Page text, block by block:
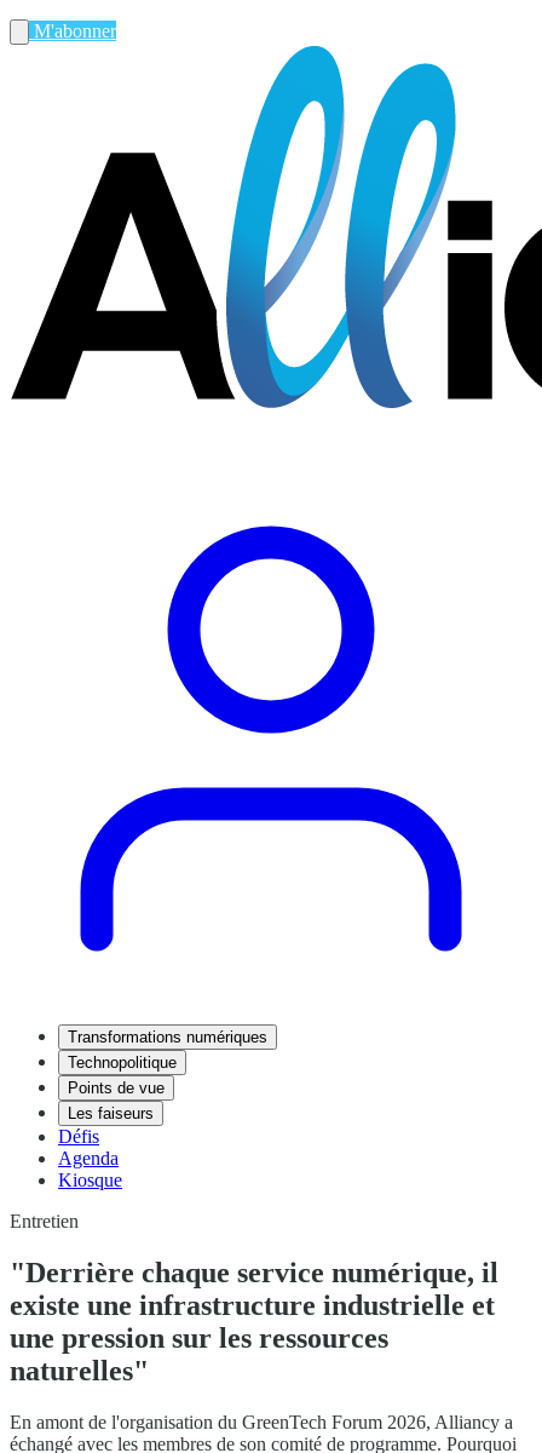
M'abonner
Transformations numériques
Technopolitique
Points de vue
Les faiseurs
Défis
Agenda
Kiosque
Entretien
"Derrière chaque service numérique, il
existe une infrastructure industrielle et
une pression sur les ressources
naturelles"
En amont de l'organisation du GreenTech Forum 2026, Alliancy a
échangé avec les membres de son comité de programme. Pourquoi